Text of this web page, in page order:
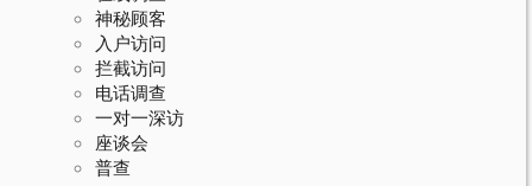
神秘顾客
入户访问
拦截访问
电话调查
一对一深访
座谈会
普查